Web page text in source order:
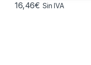
16,46€ Sin IVA